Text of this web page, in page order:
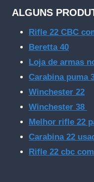
ALGUNS
Rifle 22 CBC
Beretta 40
Loja de armas
Carabina puma
Winchester 22
Winchester 38
Melhor rifle 22
Carabina 22
Rifle 22 cbc